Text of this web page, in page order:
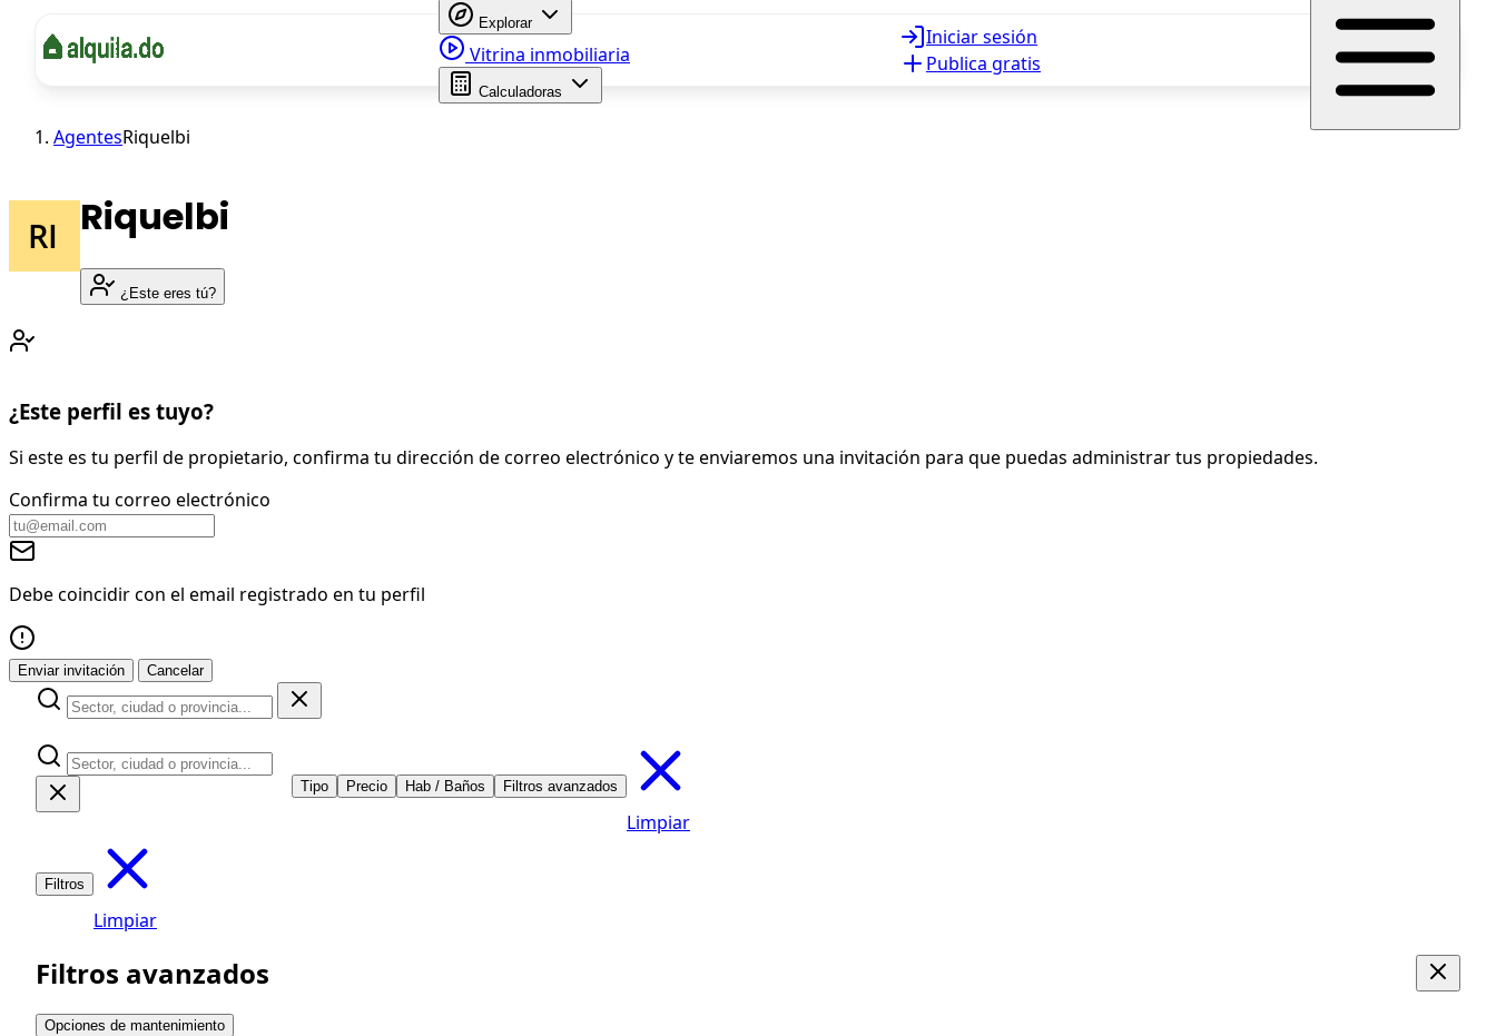
Explorar
Vitrina inmobiliaria
Calculadoras
Iniciar sesión
Publica gratis
AgentesRiquelbi
Riquelbi
¿Este eres tú?
¿Este perfil es tuyo?
Si este es tu perfil de propietario, confirma tu dirección de correo electrónico y te enviaremos una invitación para que puedas administrar tus propiedades.
Confirma tu correo electrónico
Debe coincidir con el email registrado en tu perfil
Enviar invitación Cancelar
Tipo Precio Hab / Baños Filtros avanzados
Limpiar
Filtros
Limpiar
Filtros avanzados
Opciones de mantenimiento